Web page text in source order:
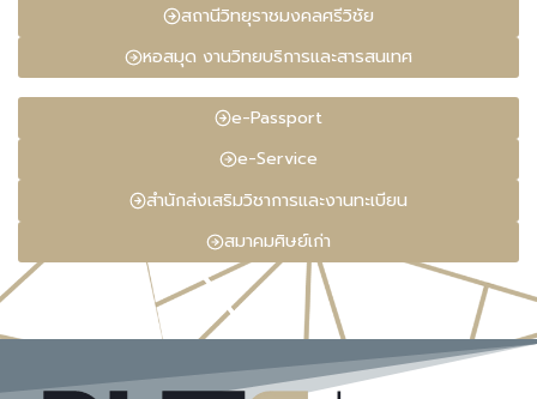
สถานีวิทยุราชมงคลศรีวิชัย
หอสมุด งานวิทยบริการและสารสนเทศ
e-Passport
e-Service
สำนักส่งเสริมวิชาการและงานทะเบียน
สมาคมศิษย์เก่า